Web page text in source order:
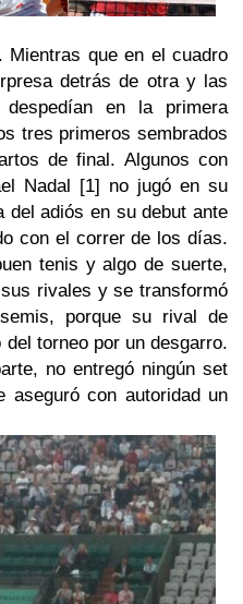
Mientras que en el cuadro
detrás de otra y las
en la primera
tres primeros sembrados
de final. Algunos con
Nadal [1] no jugó en su
adiós en su debut ante
con el correr de los días.
tenis y algo de suerte,
rivales y se transformó
semis, porque su rival de
torneo por un desgarro.
no entregó ningún set
con autoridad un